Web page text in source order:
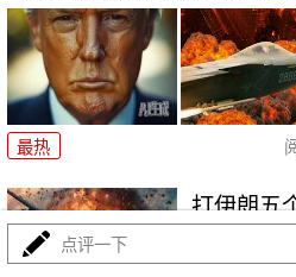
最热
打伊朗五
点评一下